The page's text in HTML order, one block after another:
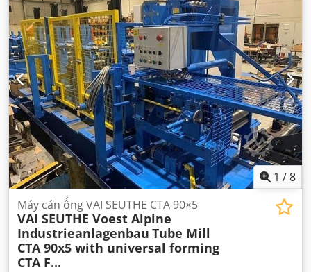
1 /8
Máy cán ống VAI SEUTHE CTA 90×5
VAI SEUTHE Voest Alpine
Industrieanlagenbau Tube Mill
CTA 90x5 with universal forming
CTA F...